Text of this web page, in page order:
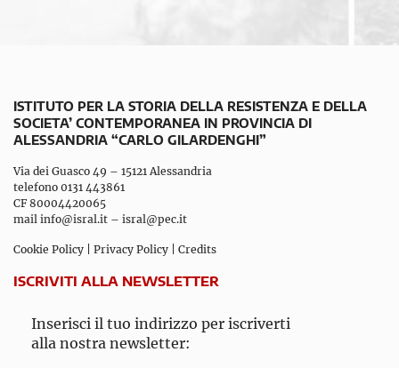
ISTITUTO PER LA STORIA DELLA RESISTENZA E DELLA
SOCIETA’ CONTEMPORANEA IN PROVINCIA DI
ALESSANDRIA “CARLO GILARDENGHI”
Via dei Guasco 49 – 15121 Alessandria
telefono 0131 443861
CF 80004420065
mail info@isral.it – isral@pec.it
Cookie Policy Privacy Policy Credits
ISCRIVITI ALLA NEWSLETTER
Inserisci il tuo indirizzo per iscriverti
alla nostra newsletter: